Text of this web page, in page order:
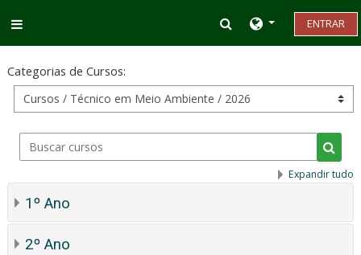
Alternar entrada
ENTRAR
Categorias de Cursos:
Buscar cursos
Expandir tudo
1º Ano
2º Ano